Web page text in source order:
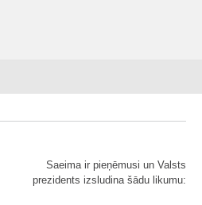
Saeima ir pieņēmusi un Valsts
prezidents izsludina šādu likumu: